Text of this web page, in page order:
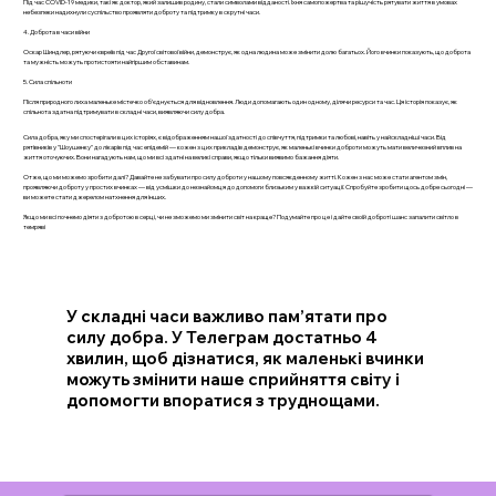
небезпеки надихнули суспільство проявляти доброту та підтримку в скрутні часи.
4. Доброта в часи війни
Оскар Шиндлер, рятуючи євреїв під час Другої світової війни, демонструє, як одна людина може змінити долю багатьох. Його вчинки показують, що доброта
та мужність можуть протистояти найгіршим обставинам.
5. Сила спільноти
Після природного лиха маленьке містечко об’єднується для відновлення. Люди допомагають один одному, ділячи ресурси та час. Ця історія показує, як
спільнота здатна підтримувати в складні часи, виявляючи силу добра.
Сила добра, яку ми спостерігали в цих історіях, є відображенням нашої здатності до співчуття, підтримки та любові, навіть у найскладніші часи. Від
рятівників у "Шоушенку" до лікарів під час епідемій — кожен з цих прикладів демонструє, як маленькі вчинки доброти можуть мати величезний вплив на
життя оточуючих. Вони нагадують нам, що ми всі здатні на великі справи, якщо тільки виявимо бажання діяти.
Отже, що ми можемо зробити далі? Давайте не забувати про силу доброти у нашому повсякденному житті. Кожен з нас може стати агентом змін,
проявляючи доброту у простих вчинках — від усмішки до незнайомця до допомоги близьким у важкій ситуації. Спробуйте зробити щось добре сьогодні —
ви можете стати джерелом натхнення для інших.
Якщо ми всі почнемо діяти з добротою в серці, чи не зможемо ми змінити світ на краще? Подумайте про це і дайте своїй доброті шанс запалити світло в
темряві
У складні часи важливо пам’ятати про
силу добра. У Телеграм достатньо 4
хвилин, щоб дізнатися, як маленькі вчинки
можуть змінити наше сприйняття світу і
допомогти впоратися з труднощами.